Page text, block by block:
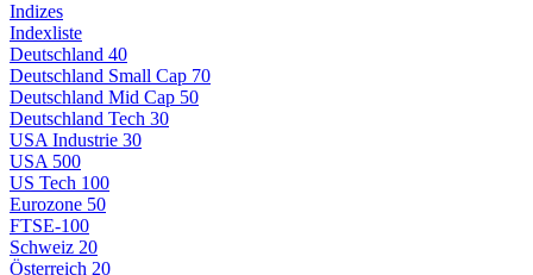
Indizes
Indexliste
Deutschland 40
Deutschland Small Cap 70
Deutschland Mid Cap 50
Deutschland Tech 30
USA Industrie 30
USA 500
US Tech 100
Eurozone 50
FTSE-100
Schweiz 20
Österreich 20